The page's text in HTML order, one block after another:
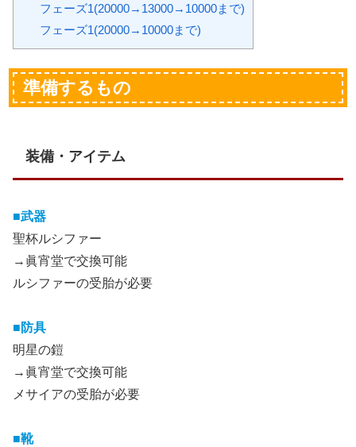
フェーズ1(20000→13000→10000まで)
フェーズ1(20000→10000まで)
準備するもの
装備・アイテム
■武器
聖杯ルシファー
→眞宵堂で交換可能
ルシファーの受胎が必要
■防具
明星の鎧
→眞宵堂で交換可能
メサイアの受胎が必要
■靴